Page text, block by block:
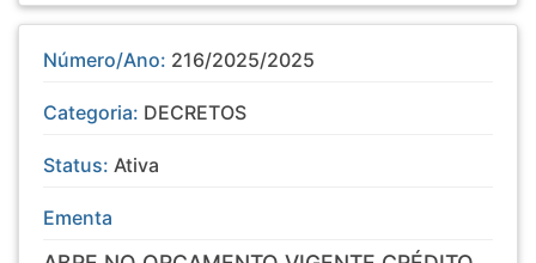
Número/Ano: 216/2025/2025
Categoria: DECRETOS
Status: Ativa
Ementa